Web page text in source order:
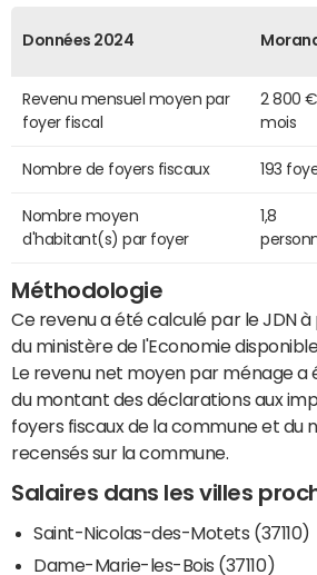
Données 2024
Revenu mensuel moyen par
foyer fiscal
2 800
mois
Nombre de foyers fiscaux 193
Nombre moyen
d'habitant(s) par foyer
1,8
Méthodologie
Ce revenu a été calculé par le JDN
du ministère de l'Economie
Le revenu net moyen par ménage a
du montant des déclarations aux
foyers fiscaux de la commune et du
recensés sur la commune.
Salaires dans les villes
Saint-Nicolas-des-Motets (37110)
Dame-Marie-les-Bois (37110)